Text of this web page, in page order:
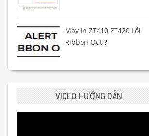
Máy In ZT410 ZT420 Lỗi
Ribbon Out ?
VIDEO HƯỚNG DẪN